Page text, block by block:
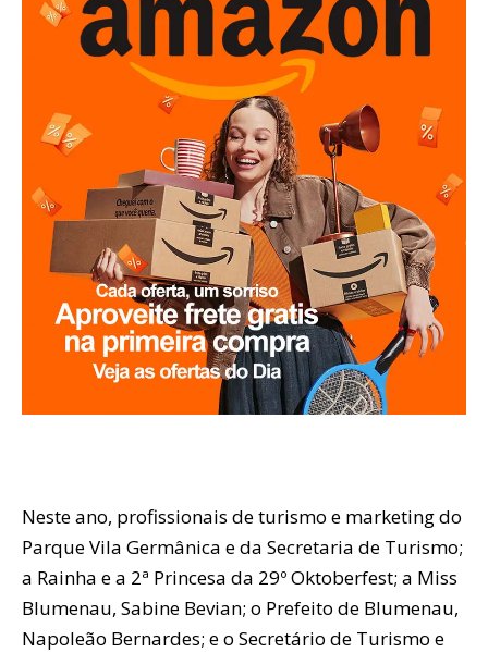
Neste ano, profissionais de turismo e marketing do
Parque Vila Germânica e da Secretaria de Turismo;
a Rainha e a 2ª Princesa da 29º Oktoberfest; a Miss
Blumenau, Sabine Bevian; o Prefeito de Blumenau,
Napoleão Bernardes; e o Secretário de Turismo e